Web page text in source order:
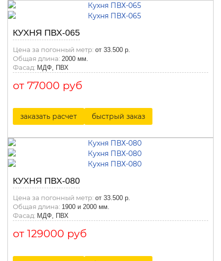
КУХНЯ ПВХ-065
Цена за погонный метр: от 33.500 р.
Общая длина: 2000 мм.
Фасад: МДФ, ПВХ
от 77000 руб
заказать расчет быстрый заказ
КУХНЯ ПВХ-080
Цена за погонный метр: от 33.500 р.
Общая длина: 1900 и 2000 мм.
Фасад: МДФ, ПВХ
от 129000 руб